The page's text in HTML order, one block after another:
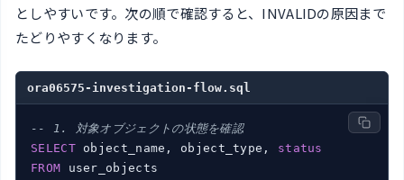
としやすいです。次の順で確認すると、INVALIDの原因まで
たどりやすくなります。
ora06575-investigation-flow.sql
-- 1. 対象オブジェクトの状態を確認
SELECT object_name, object_type, status
FROM